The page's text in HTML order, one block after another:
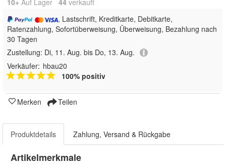
10+ Auf Lager 44 verkauft
, Lastschrift, Kreditkarte, Debitkarte,
Ratenzahlung, Sofortüberweisung, Überweisung, Bezahlung nach
30 Tagen
Zustellung: Di, 11. Aug. bis Do, 13. Aug.
Verkäufer: hbau20
100% positiv
Merken Teilen
Produktdetails Zahlung, Versand & Rückgabe
Artikelmerkmale